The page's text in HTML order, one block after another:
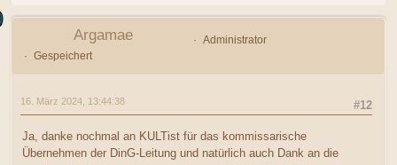
Argamae
Administrator
Gespeichert
#12
16. März 2024, 13:44:38
Ja, danke nochmal an KULTist für das kommissarische
Übernehmen der DinG-Leitung und natürlich auch Dank an die